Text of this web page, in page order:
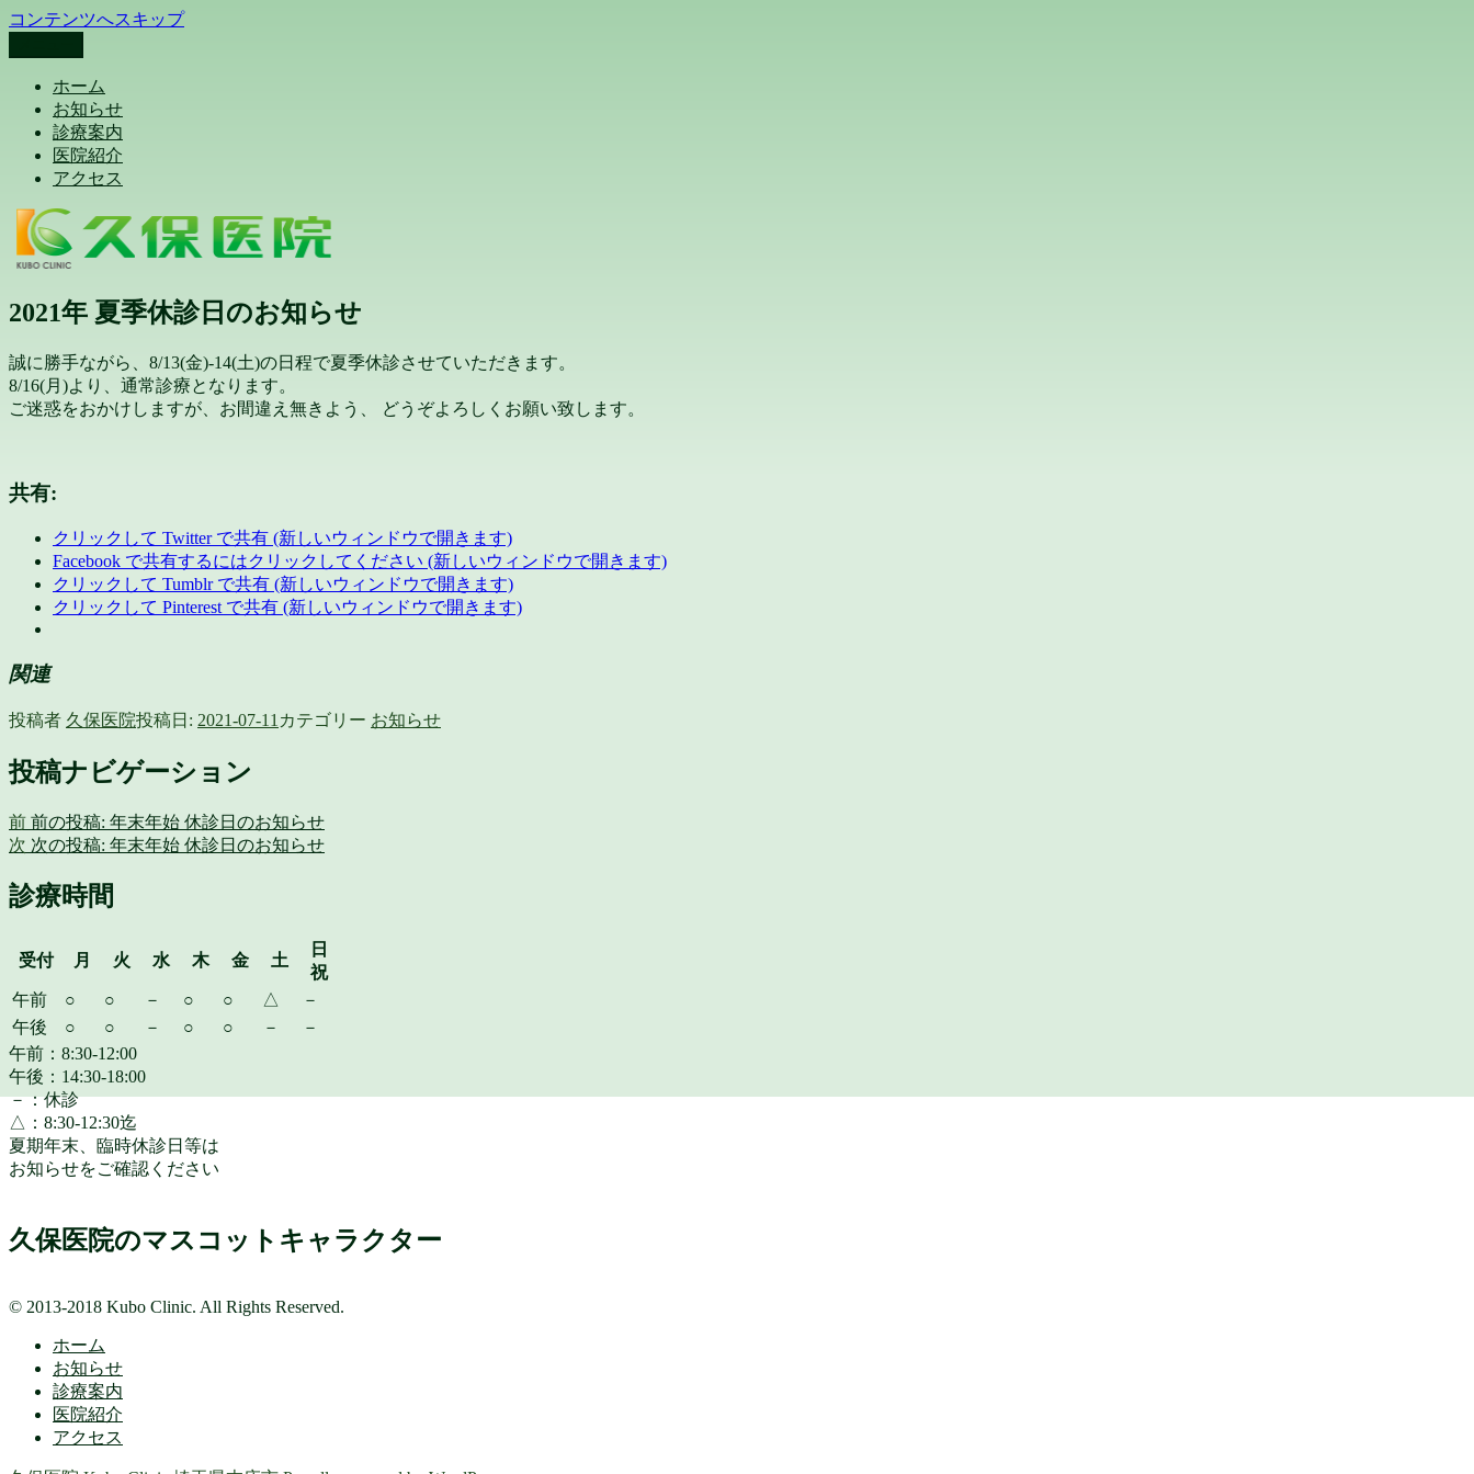
コンテンツへスキップ
久保医院 Kubo Clinic 埼玉県本庄市
久保医院（内科) 糖尿病内科 循環器内科 睡眠時無呼吸検査 内分泌・甲状腺疾患 アレルギー対策 禁煙外来
ホーム
お知らせ
診療案内
医院紹介
アクセス
2021年 夏季休診日のお知らせ
誠に勝手ながら、8/13(金)-14(土)の日程で夏季休診させていただきます。
8/16(月)より、通常診療となります。
ご迷惑をおかけしますが、お間違え無きよう、 どうぞよろしくお願い致します。
共有:
クリックして Twitter で共有 (新しいウィンドウで開きます)
Facebook で共有するにはクリックしてください (新しいウィンドウで開きます)
クリックして Tumblr で共有 (新しいウィンドウで開きます)
クリックして Pinterest で共有 (新しいウィンドウで開きます)
関連
投稿者 久保医院投稿日: 2021-07-11 カテゴリー お知らせ
投稿ナビゲーション
前 前の投稿: 年末年始 休診日のお知らせ
次 次の投稿: 年末年始 休診日のお知らせ
診療時間
受付 月 火 水 木 金 土
日
祝
午前
○ ○ － ○ ○ △
－
午後
○ ○ － ○ ○ －
－
午前：8:30-12:00
午後：14:30-18:00
－：休診
△：8:30-12:30迄
夏期年末、臨時休診日等は
お知らせをご確認ください
久保医院のマスコットキャラクター
© 2013-2018 Kubo Clinic. All Rights Reserved.
ホーム
お知らせ
診療案内
医院紹介
アクセス